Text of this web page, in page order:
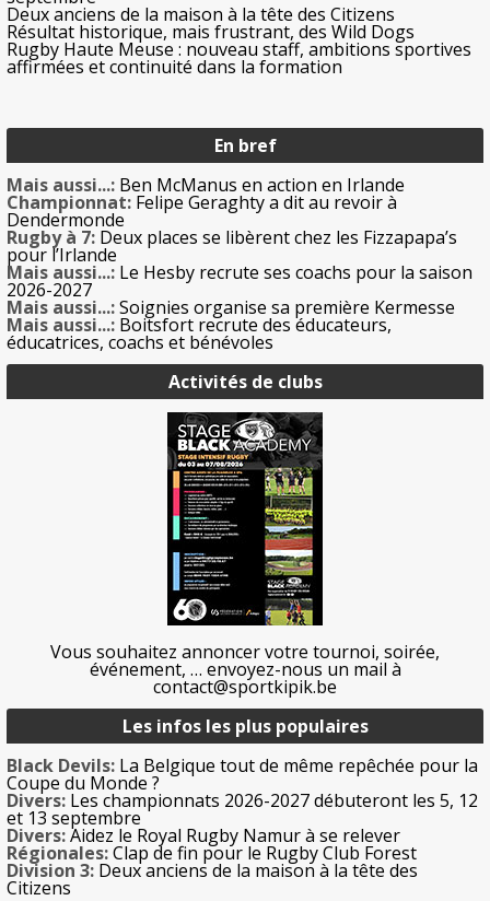
Deux anciens de la maison à la tête des Citizens
Résultat historique, mais frustrant, des Wild Dogs
Rugby Haute Meuse : nouveau staff, ambitions sportives
affirmées et continuité dans la formation
En bref
Mais aussi...: Ben McManus en action en Irlande
Championnat: Felipe Geraghty a dit au revoir à
Dendermonde
Rugby à 7: Deux places se libèrent chez les Fizzapapa’s
pour l’Irlande
Mais aussi...: Le Hesby recrute ses coachs pour la saison
2026-2027
Mais aussi...:Soignies organise sa première Kermesse
Mais aussi...: Boitsfort recrute des éducateurs,
éducatrices, coachs et bénévoles
Activités de clubs
Vous souhaitez annoncer votre tournoi, soirée,
événement, … envoyez-nous un mail à
contact@sportkipik.be
Les infos les plus populaires
Black Devils: La Belgique tout de même repêchée pour la
Coupe du Monde ?
Divers: Les championnats 2026-2027 débuteront les 5, 12
et 13 septembre
Divers:Aidez le Royal Rugby Namur à se relever
Régionales:Clap de fin pour le Rugby Club Forest
Division 3: Deux anciens de la maison à la tête des
Citizens